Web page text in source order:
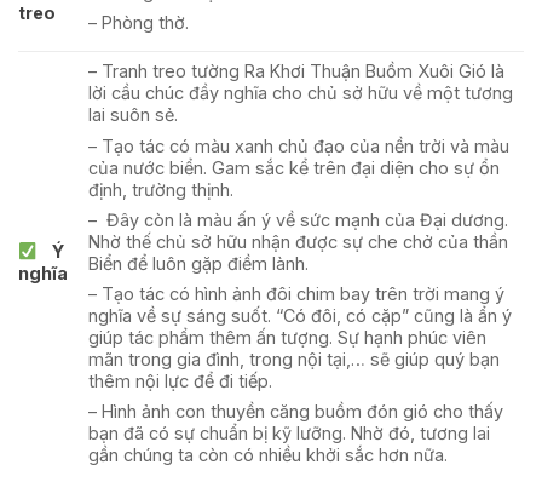
treo
– Phòng thờ.
Ý
nghĩa
– Tranh treo tường Ra Khơi Thuận Buồm Xuôi Gió là
lời cầu chúc đầy nghĩa cho chủ sở hữu về một tương
lai suôn sẻ.
– Tạo tác có màu xanh chủ đạo của nền trời và màu
của nước biển. Gam sắc kể trên đại diện cho sự ổn
định, trường thịnh.
– Đây còn là màu ấn ý về sức mạnh của Đại dương.
Nhờ thế chủ sở hữu nhận được sự che chở của thần
Biển để luôn gặp điềm lành.
– Tạo tác có hình ảnh đôi chim bay trên trời mang ý
nghĩa về sự sáng suốt. “Có đôi, có cặp” cũng là ẩn ý
giúp tác phẩm thêm ấn tượng. Sự hạnh phúc viên
mãn trong gia đình, trong nội tại,… sẽ giúp quý bạn
thêm nội lực để đi tiếp.
– Hình ảnh con thuyền căng buồm đón gió cho thấy
bạn đã có sự chuẩn bị kỹ lưỡng. Nhờ đó, tương lai
gần chúng ta còn có nhiều khởi sắc hơn nữa.